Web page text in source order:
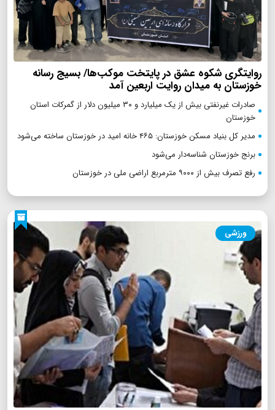
روایتگری شکوه عشق در پایتخت موکب‌ها/ بسیج رسانه
خوزستان به میدان روایت اربعین آمد
صادرات غیرنفتی بیش از یک میلیارد و ۳۰ میلیون دلار از گمرکات استان
خوزستان
مدیر کل بنیاد مسکن خوزستان: ۴۶۵ خانه امید در خوزستان ساخته می‌شود
برنج خوزستان شناسه‌دار می‌شود
رفع تصرف بیش از ۹۰۰۰ مترمربع اراضی ملی در خوزستان
ورزشی